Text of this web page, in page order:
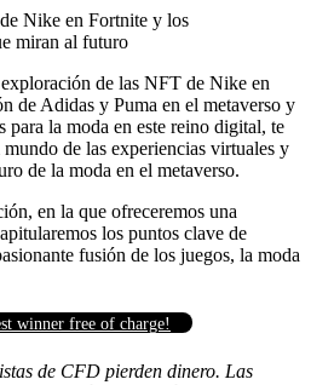
de las NFT de Nike en
de Adidas y Puma en el metaverso y
para la moda en este reino digital, te
de las experiencias virtuales y
de la moda en el metaverso.
en la que ofreceremos una
los puntos clave de
fusión de los juegos, la moda
winner free of charge!
de CFD pierden dinero. Las